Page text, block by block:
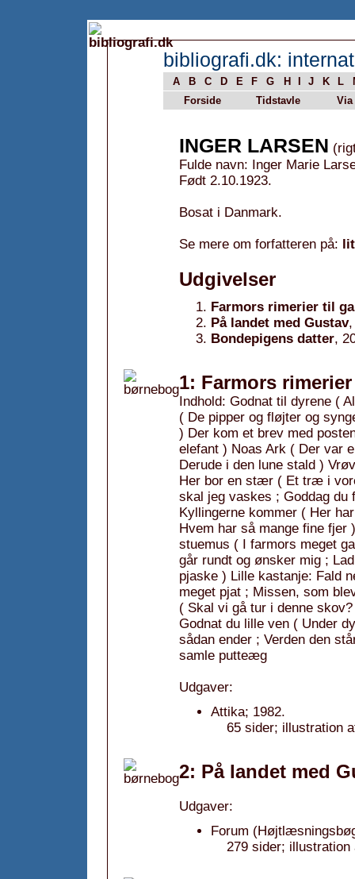
bibliografi.dk:
A B C D E F G H J K L
Forside
Tidstavle Via
INGER LARSEN
Fulde navn: Inger Marie
Født 2.10.1923.
Bosat i Danmark.
Se mere om forfatteren på:
Udgivelser
Farmors rimerier til
På landet med Gustav,
Bondepigens datter,
1: Farmors
Indhold: Godnat til dyrene (
( De pipper og fløjter og
) Der kom et brev med
elefant ) Noas Ark ( Der var
Derude i den lune stald )
Her bor en stær ( Et træ i
skal jeg vaskes ; Goddag du
Kyllingerne kommer ( Her
Hvem har så mange fine fjer
stuemus ( I farmors meget
går rundt og ønsker mig ;
pjaske ) Lille kastanje: Fald
meget pjat ; Missen, som
( Skal vi gå tur i denne
Godnat du lille ven ( Under
sådan ender ; Verden den
samle putteæg
Udgaver:
Attika; 1982.
65 sider; illustration
2: På landet med
Udgaver:
Forum
279 sider;